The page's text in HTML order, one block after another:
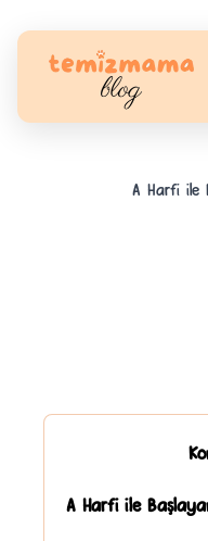
A Harfi ile
A Harfi ile